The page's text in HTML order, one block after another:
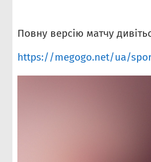
Повну версію матчу
https://megogo.net/ua/